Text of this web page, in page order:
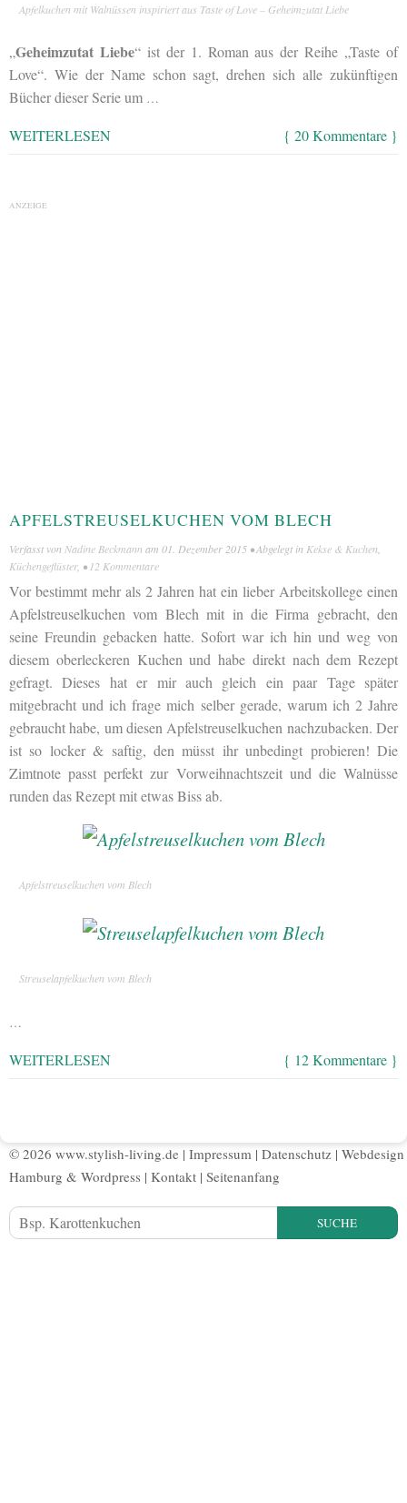
Apfelkuchen mit Walnüssen inspiriert aus Taste of Love – Geheimzutat Liebe
„Geheimzutat Liebe“ ist der 1. Roman aus der Reihe „Taste of
Love“. Wie der Name schon sagt, drehen sich alle zukünftigen
Bücher dieser Serie um …
WEITERLESEN { 20 Kommentare }
ANZEIGE
APFELSTREUSELKUCHEN VOM BLECH
Verfasst von Nadine Beckmann am 01. Dezember 2015 • Abgelegt in Kekse & Kuchen
Küchengeflüster, • 12 Kommentare
Vor bestimmt mehr als 2 Jahren hat ein lieber Arbeitskollege einen
Apfelstreuselkuchen vom Blech mit in die Firma gebracht, den
seine Freundin gebacken hatte. Sofort war ich hin und weg von
diesem oberleckeren Kuchen und habe direkt nach dem Rezept
gefragt. Dieses hat er mir auch gleich ein paar Tage später
mitgebracht und ich frage mich selber gerade, warum ich 2 Jahre
gebraucht habe, um diesen Apfelstreuselkuchen nachzubacken. Der
ist so locker & saftig, den müsst ihr unbedingt probieren! Die
Zimtnote passt perfekt zur Vorweihnachtszeit und die Walnüsse
runden das Rezept mit etwas Biss ab.
Apfelstreuselkuchen vom Blech
Streuselapfelkuchen vom Blech
…
WEITERLESEN { 12 Kommentare }
© 2026 www.stylish-living.de | Impressum | Datenschutz | Webdesign
Hamburg & Wordpress | Kontakt | Seitenanfang
SUCHE